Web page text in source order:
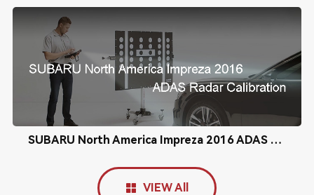
SUBARU North America Impreza 2016 ADAS Radar Calibration
VIEW All